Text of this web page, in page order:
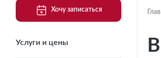
Хочу записаться
Услуги и цены